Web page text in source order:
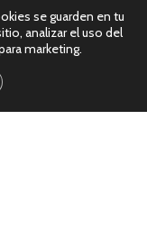
se guarden en tu
analizar el uso del
marketing.